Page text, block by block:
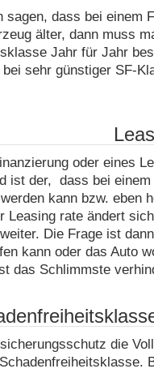
sagen, dass bei einem
älter, dann muss
Jahr für Jahr
sehr günstiger SF-
oder eines
ist der, dass bei
kann bzw. eben
Leasing rate ändert
Die Frage ist
kann oder das Auto
das Schlimmste
die